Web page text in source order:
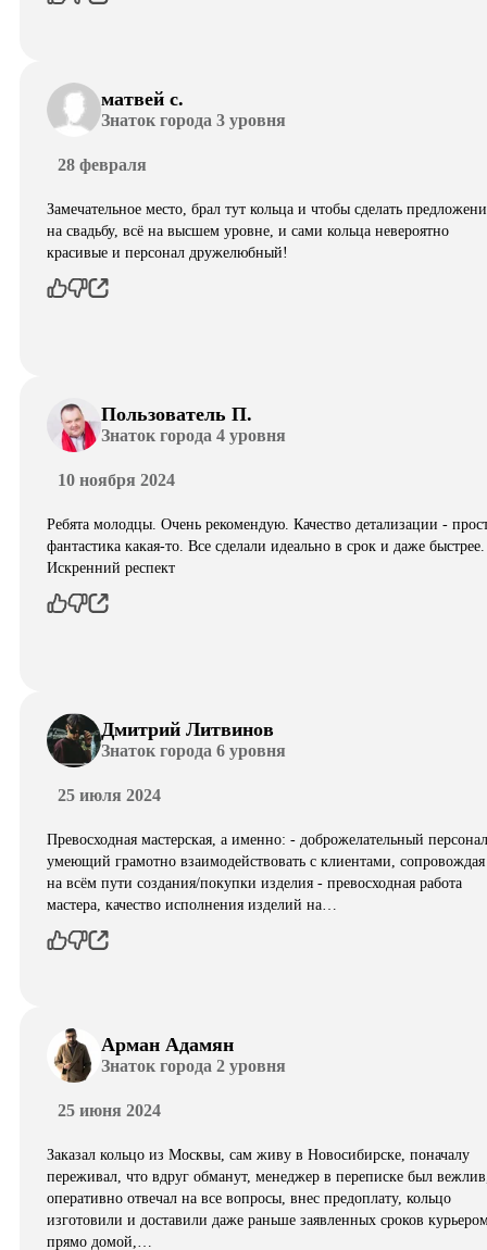
матвей с.
Знаток города 3 уровня
28 февраля
Замечательное место, брал тут кольца и чтобы сделать
на свадьбу, всё на высшем уровне, и сами кольца невероятно
красивые и персонал дружелюбный!
Пользователь П.
Знаток города 4 уровня
10 ноября 2024
Ребята молодцы. Очень рекомендую. Качество детализации -
фантастика какая-то. Все сделали идеально в срок и даже быстрее.
Искренний респект
Дмитрий Литвинов
Знаток города 6 уровня
25 июля 2024
Превосходная мастерская, а именно: - доброжелательный
умеющий грамотно взаимодействовать с клиентами,
на всём пути создания/покупки изделия - превосходная работа
мастера, качество исполнения изделий на…
Арман Адамян
Знаток города 2 уровня
25 июня 2024
Заказал кольцо из Москвы, сам живу в Новосибирске, поначалу
переживал, что вдруг обманут, менеджер в переписке был
оперативно отвечал на все вопросы, внес предоплату, кольцо
изготовили и доставили даже раньше заявленных сроков
прямо домой,…